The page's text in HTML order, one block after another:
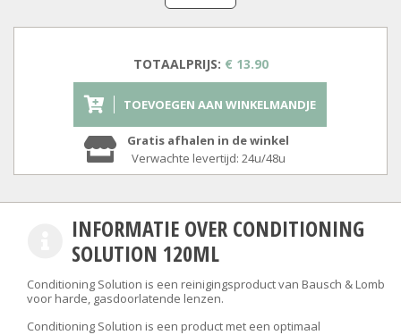
TOTAALPRIJS: € 13.90
TOEVOEGEN AAN WINKELMANDJE
Gratis afhalen in de winkel
Verwachte levertijd: 24u/48u
INFORMATIE OVER CONDITIONING
SOLUTION 120ML
Conditioning Solution is een reinigingsproduct van Bausch & Lomb
voor harde, gasdoorlatende lenzen.
Conditioning Solution is een product met een optimaal